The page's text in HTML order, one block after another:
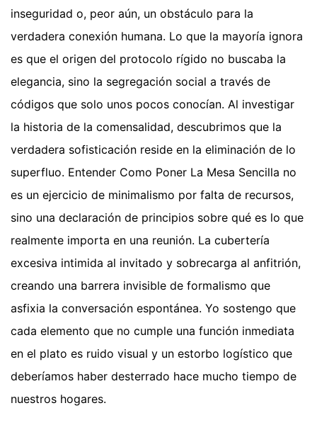
inseguridad o, peor aún, un obstáculo para la
verdadera conexión humana. Lo que la mayoría ignora
es que el origen del protocolo rígido no buscaba la
elegancia, sino la segregación social a través de
códigos que solo unos pocos conocían. Al investigar
la historia de la comensalidad, descubrimos que la
verdadera sofisticación reside en la eliminación de lo
superfluo. Entender Como Poner La Mesa Sencilla no
es un ejercicio de minimalismo por falta de recursos,
sino una declaración de principios sobre qué es lo que
realmente importa en una reunión. La cubertería
excesiva intimida al invitado y sobrecarga al anfitrión,
creando una barrera invisible de formalismo que
asfixia la conversación espontánea. Yo sostengo que
cada elemento que no cumple una función inmediata
en el plato es ruido visual y un estorbo logístico que
deberíamos haber desterrado hace mucho tiempo de
nuestros hogares.